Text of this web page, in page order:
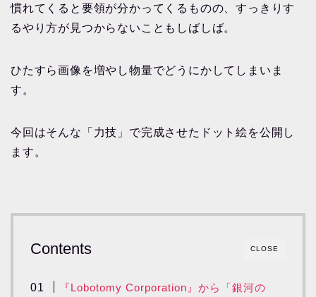
慣れてくると要領が分かってくるものの、すっきりす
るやり方が見つからないこともしばしば。
ひたすら画像を増やし物量でどうにかしてしまいま
す。
今回はそんな「力技」で完成させたドット絵を公開し
ます。
CLOSE
Contents
『Lobotomy Corporation』から「銀河の